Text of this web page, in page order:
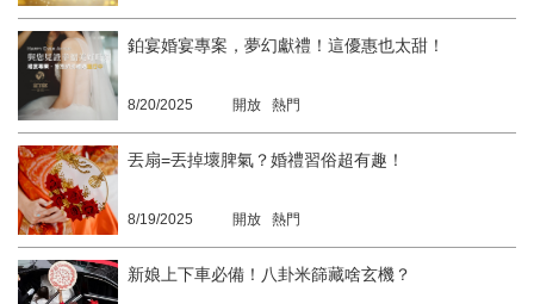
鉑宴婚宴專案，夢幻獻禮！這優惠也太甜！
8/20/2025 開放 熱門
丟扇=丟掉壞脾氣？婚禮習俗超有趣！
8/19/2025 開放 熱門
新娘上下車必備！八卦米篩藏啥玄機？